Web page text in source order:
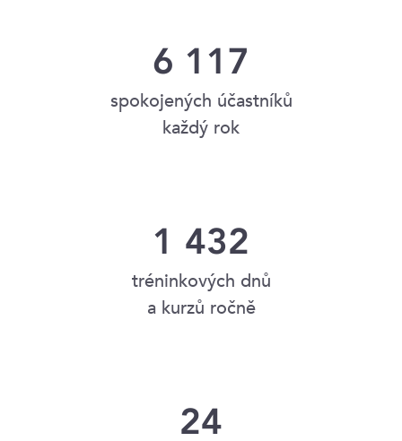
6 117
spokojených účastníků
každý rok
1 432
tréninkových dnů
a kurzů ročně
24